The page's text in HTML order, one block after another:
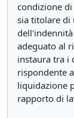
condizione
sia titolare di
adeguato al
instaura tra i
rispondente
liquidazione
rapporto di